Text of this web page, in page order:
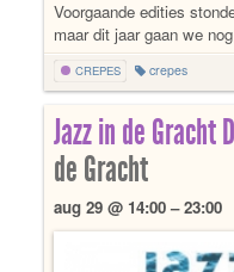
Voorgaande edities
maar dit jaar gaan we
CREPES crepes
Jazz in de Gracht
de Gracht
aug 29 @ 14:00 – 23:00